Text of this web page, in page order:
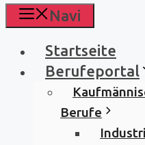
Navi
Startseite
Berufeportal
Berufe